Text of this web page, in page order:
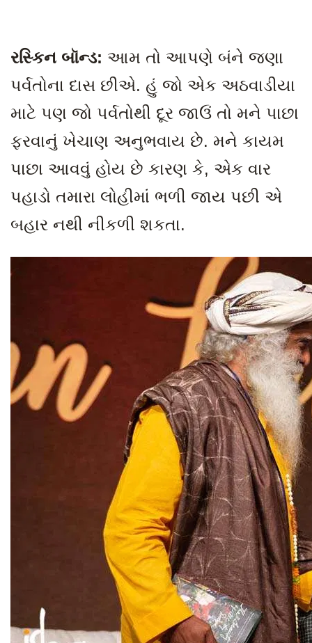
રસ્કિન બૉન્ડ: આમ તો આપણે બંને જણા
પર્વતોના દાસ છીએ. હું જો એક અઠવાડીયા
માટે પણ જો પર્વતોથી દૂર જાઉં તો મને પાછા
ફરવાનું ખેચાણ અનુભવાય છે. મને કાયમ
પાછા આવવું હોય છે કારણ કે, એક વાર
પહાડો તમારા લોહીમાં ભળી જાય પછી એ
બહાર નથી નીકળી શકતા.